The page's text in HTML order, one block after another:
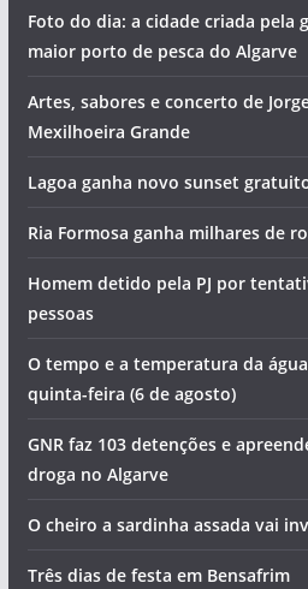
Foto do dia: a cidade criada pela
maior porto de pesca do Algarve
Artes, sabores e concerto de
Mexilhoeira Grande
Lagoa ganha novo sunset
Ria Formosa ganha milhares de
Homem detido pela PJ por
pessoas
O tempo e a temperatura da
quinta-feira (6 de agosto)
GNR faz 103 detenções e
droga no Algarve
O cheiro a sardinha assada vai
Três dias de festa em Bensafrim